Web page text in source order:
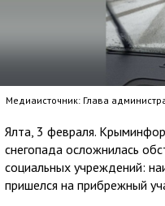
Медиаисточник: Глава
Ялта, 3 февраля.
снегопада осложнилась
социальных учреждений:
пришелся на прибрежный